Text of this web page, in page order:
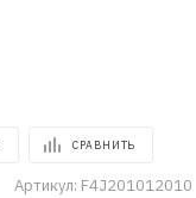
СРАВНИТЬ
Артикул: F4J201012010